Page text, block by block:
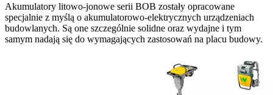
Akumulatory litowo-jonowe serii BOB zostały opracowane
specjalnie z myślą o akumulatorowo-elektrycznych urządzeniach
budowlanych. Są one szczególnie solidne oraz wydajne i tym
samym nadają się do wymagających zastosowań na placu budowy.